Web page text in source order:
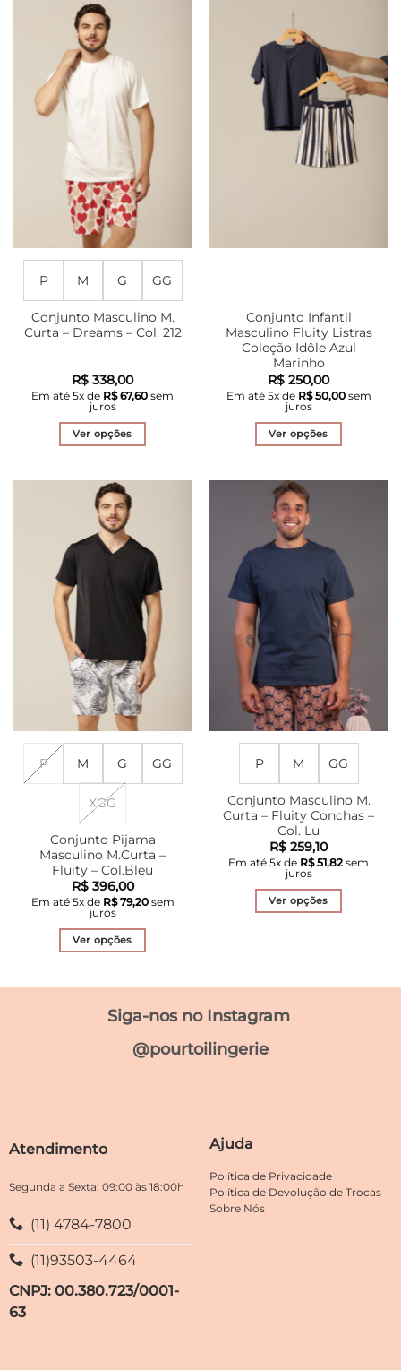
tem
várias
variantes.
As
opções
podem
escolhidas
página
do
produto
várias
variantes.
opções
podem
ser
escolhidas
na
P M G GG
Conjunto Masculino M.
Curta – Dreams – Col. 212
R$ 338,00
Em até 5x de R$67,60 sem
juros
Ver opções
tem
várias
variantes.
As
escolhidas
página
do
produto
Conjunto Infantil
Masculino Fluity Listras
Coleção Idôle Azul
Marinho
R$ 250,00
Em até 5x de R$50,00sem
juros
Ver opções
tem
várias
variantes.
As
opções
podem
ser
escolhidas
página
produto
P M G GG
XGG
Conjunto Pijama
Masculino M.Curta –
Fluity – Col.Bleu
R$396,00
Em até 5x de R$79,20sem
juros
Ver opções
várias
na
do
P M GG
Conjunto Masculino M.
Curta – Fluity Conchas –
Col. Lu
R$ 259,10
Em até 5x de R$51,82 sem
juros
Ver opções
Siga-nos no Instagram
@pourtoilingerie
Atendimento
Segunda a Sexta: 09:00 às 18:00h
(11) 4784-7800
(11)93503-4464
CNPJ: 00.380.723/0001-
63
Ajuda
Política de Privacidade
Política de Devolução de Trocas
Sobre Nós